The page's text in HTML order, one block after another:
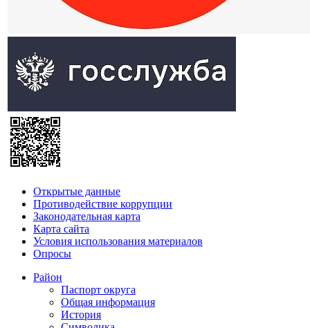
Открытые данные
Противодействие коррупции
Законодательная карта
Карта сайта
Условия использования материалов
Опросы
Район
Паспорт округа
Общая информация
История